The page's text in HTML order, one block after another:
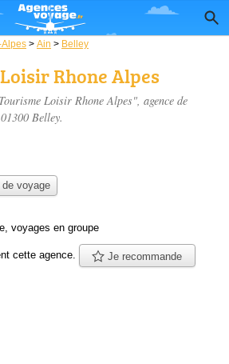
> Ain > Belley
Rhone Alpes
Loisir Rhone Alpes", agence de
Belley.
voyage
, voyages en groupe
cette agence. Je recommande